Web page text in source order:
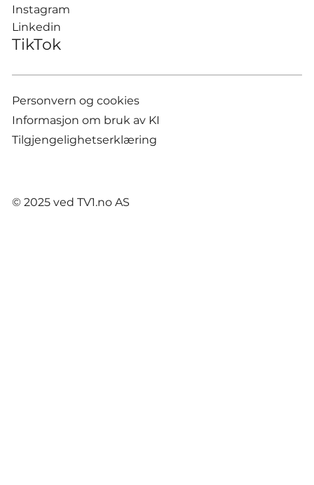
Instagram
Linkedin
TikTok
Personvern og cookies
Informasjon om bruk av KI
Tilgjengelighetserklæring
© 2025 ved TV1.no AS